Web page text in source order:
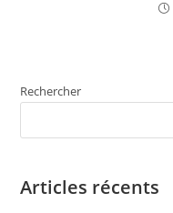
Rechercher
Articles récents